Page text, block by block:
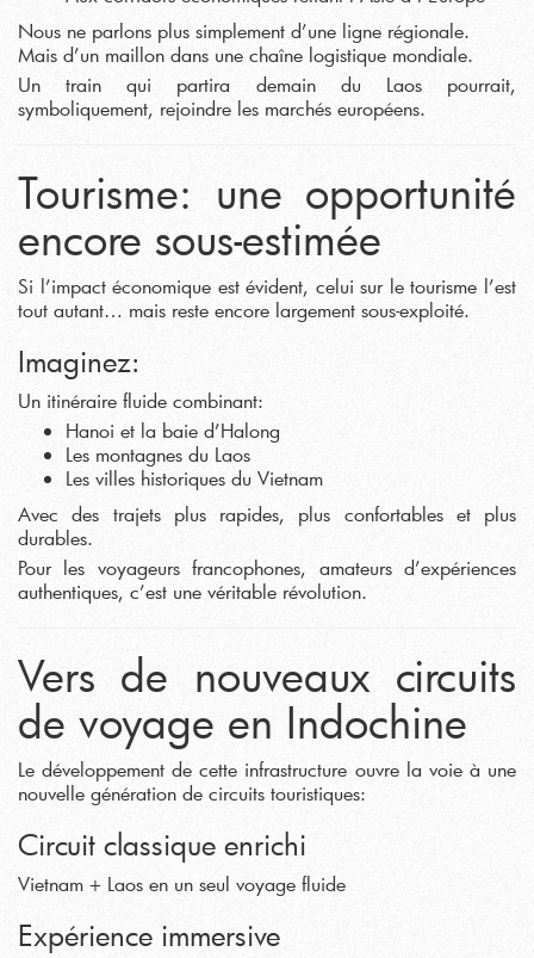
Nous ne parlons plus simplement d’une ligne régionale.
Mais d’un maillon dans une chaîne logistique mondiale.
Un train qui partira demain du Laos pourrait,
symboliquement, rejoindre les marchés européens.
Tourisme: une opportunité
encore sous-estimée
Si l’impact économique est évident, celui sur le tourisme l’est
tout autant… mais reste encore largement sous-exploité.
Imaginez:
Un itinéraire fluide combinant:
Hanoi et la baie d’Halong
Les montagnes du Laos
Les villes historiques du Vietnam
Avec des trajets plus rapides, plus confortables et plus
durables.
Pour les voyageurs francophones, amateurs d’expériences
authentiques, c’est une véritable révolution.
Vers de nouveaux circuits
de voyage en Indochine
Le développement de cette infrastructure ouvre la voie à une
nouvelle génération de circuits touristiques:
Circuit classique enrichi
Vietnam + Laos en un seul voyage fluide
Expérience immersive